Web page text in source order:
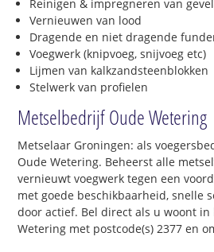
Reinigen & impregneren van
Vernieuwen van lood
Dragende en niet dragende
Voegwerk (knipvoeg, snijvoeg etc)
Lijmen van kalkzandsteenblokken
Stelwerk van profielen
Metselbedrijf Oude Wetering
Metselaar Groningen: als
Oude Wetering. Beheerst alle
vernieuwt voegwerk tegen een
met goede beschikbaarheid, snelle
door actief. Bel direct als u woont
Wetering met postcode(s) 2377 en